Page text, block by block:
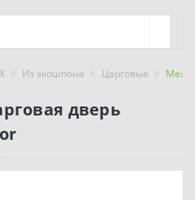
Из экошпона Царговые
дверь